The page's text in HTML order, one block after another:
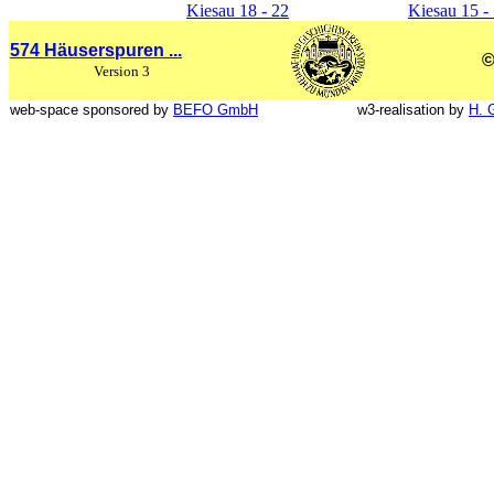
Kiesau 18 - 22
Kiesau 15 -
574 Häuserspuren ...
Version 3
web-space sponsored by BEFO GmbH w3-realisation by H.